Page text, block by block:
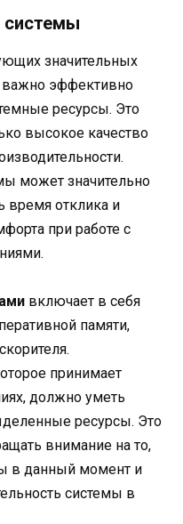
системы
значительных
эффективно
ресурсы. Это
высокое качество
может значительно
время отклика и
при работе с
включает в себя
памяти,
принимает
должно уметь
ресурсы. Это
внимание на то,
в данный момент и
системы в